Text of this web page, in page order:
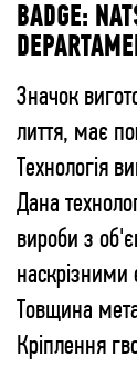
BADGE:
Значок
лиття, має
Технологія
Дана
вироби з
Товщина
Кріплення